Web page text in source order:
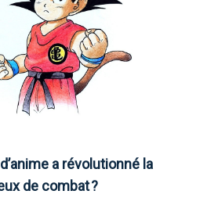
a révolutionné la
de combat ?